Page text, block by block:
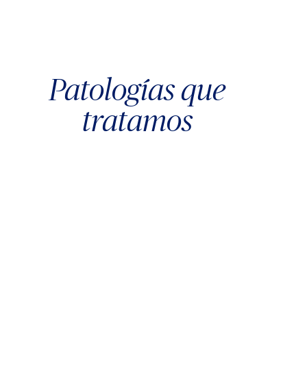
Patologías que
tratamos